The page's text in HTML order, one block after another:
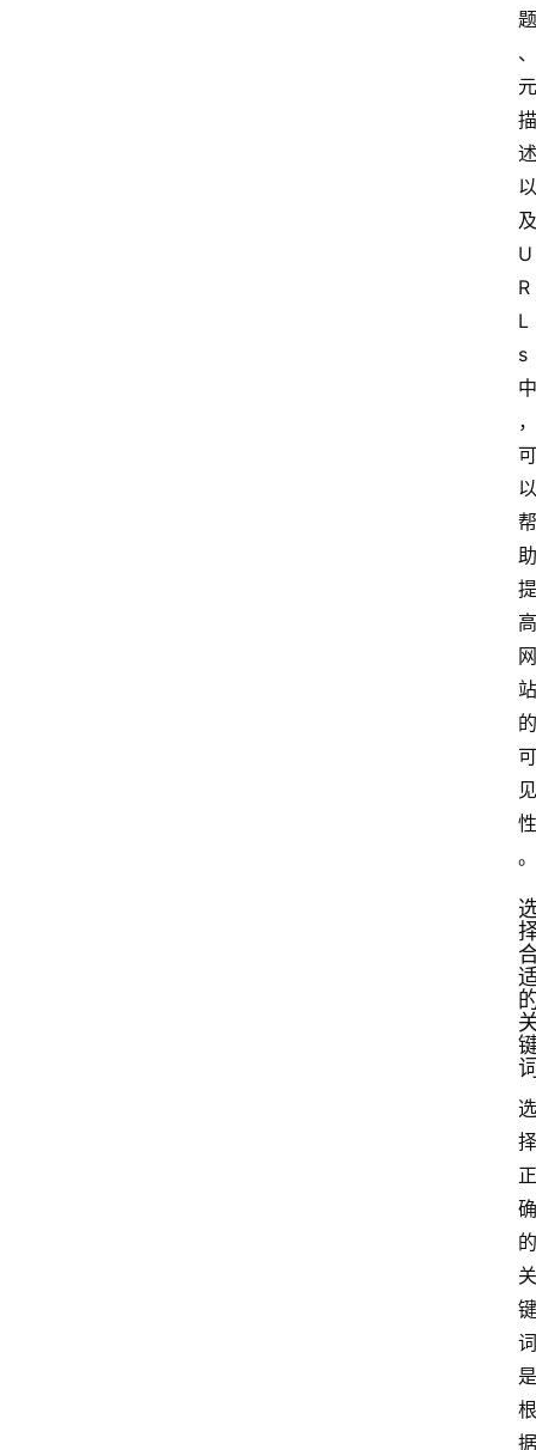
题
、
元
描
述
以
及
U
R
L
s
中
，
可
以
帮
助
提
高
网
站
的
可
见
性
。
选
择
正
确
的
关
键
词
是
根
据